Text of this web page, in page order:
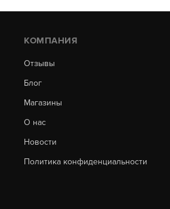
КОМПАНИЯ
Отзывы
Блог
Магазины
О нас
Новости
Политика конфиденциальности